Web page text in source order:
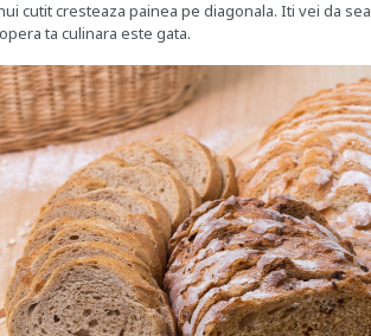
cutit cresteaza painea pe diagonala. Iti vei da
ta culinara este gata.